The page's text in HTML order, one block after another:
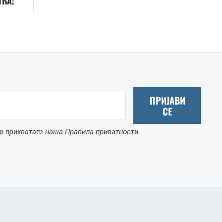
ПРИЈАВИ
СЕ
прихватате наша Правила приватности.